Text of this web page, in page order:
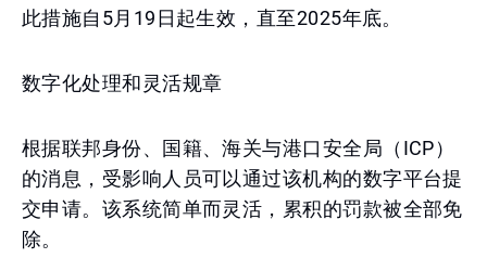
此措施自5月19日起生效，直至2025年底。
数字化处理和灵活规章
根据联邦身份、国籍、海关与港口安全局（ICP）
的消息，受影响人员可以通过该机构的数字平台提
交申请。该系统简单而灵活，累积的罚款被全部免
除。